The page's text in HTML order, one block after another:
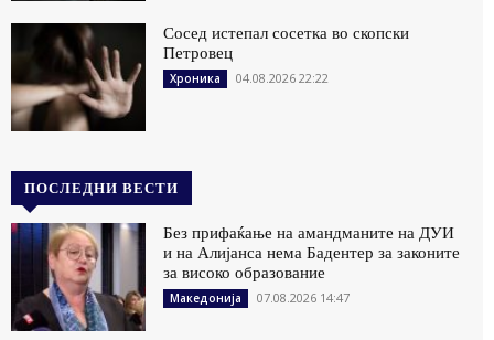
Сосед истепал сосетка во скопски
Петровец
Хроника 04.08.2026 22:22
ПОСЛЕДНИ ВЕСТИ
Без прифаќање на амандманите на ДУИ
и на Алијанса нема Бадентер за законите
за високо образование
Македонија 07.08.2026 14:47